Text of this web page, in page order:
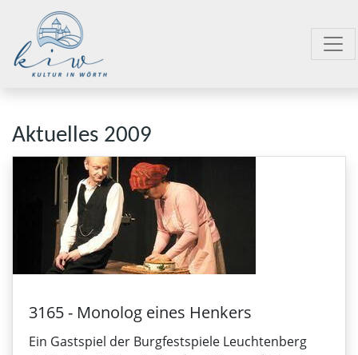
Aktuelles 2009
3165 - Monolog eines Henkers
Ein Gastspiel der Burgfestspiele Leuchtenberg